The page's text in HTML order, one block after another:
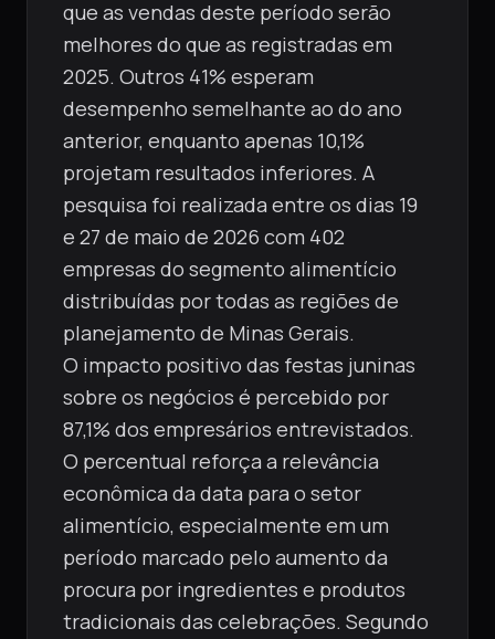
que as vendas deste período serão
melhores do que as registradas em
2025. Outros 41% esperam
desempenho semelhante ao do ano
anterior, enquanto apenas 10,1%
projetam resultados inferiores. A
pesquisa foi realizada entre os dias 19
e 27 de maio de 2026 com 402
empresas do segmento alimentício
distribuídas por todas as regiões de
planejamento de Minas Gerais.
O impacto positivo das festas juninas
sobre os negócios é percebido por
87,1% dos empresários entrevistados.
O percentual reforça a relevância
econômica da data para o setor
alimentício, especialmente em um
período marcado pelo aumento da
procura por ingredientes e produtos
tradicionais das celebrações. Segundo